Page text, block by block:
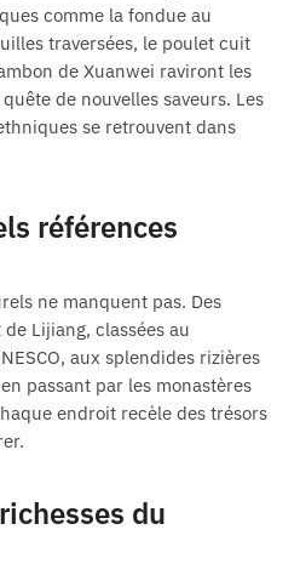
comme la fondue au
traversées, le poulet cuit
de Xuanwei raviront les
de nouvelles saveurs. Les
se retrouvent dans
références
ne manquent pas. Des
Lijiang, classées au
aux splendides rizières
passant par les monastères
endroit recèle des trésors
du